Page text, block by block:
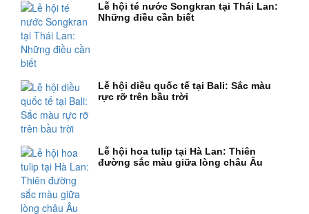
Lễ hội té nước Songkran tại Thái Lan:
Những điều cần biết
Lễ hội diều quốc tế tại Bali: Sắc màu
rực rỡ trên bầu trời
Lễ hội hoa tulip tại Hà Lan: Thiên
đường sắc màu giữa lòng châu Âu